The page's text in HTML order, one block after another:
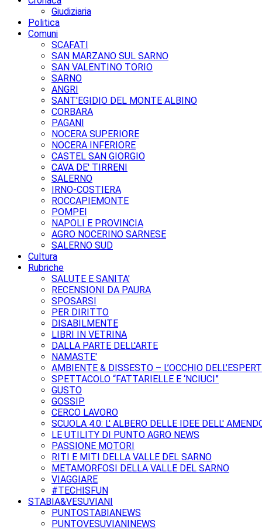
Giudiziaria
Politica
Comuni
SCAFATI
SAN MARZANO SUL SARNO
SAN VALENTINO TORIO
SARNO
ANGRI
SANT'EGIDIO DEL MONTE ALBINO
CORBARA
PAGANI
NOCERA SUPERIORE
NOCERA INFERIORE
CASTEL SAN GIORGIO
CAVA DE' TIRRENI
SALERNO
IRNO-COSTIERA
ROCCAPIEMONTE
POMPEI
NAPOLI E PROVINCIA
AGRO NOCERINO SARNESE
SALERNO SUD
Cultura
Rubriche
SALUTE E SANITA'
RECENSIONI DA PAURA
SPOSARSI
PER DIRITTO
DISABILMENTE
LIBRI IN VETRINA
DALLA PARTE DELL'ARTE
NAMASTE'
AMBIENTE & DISSESTO – L’OCCHIO
SPETTACOLO “FATTARIELLE E ‘NCIUCI”
GUSTO
GOSSIP
CERCO LAVORO
SCUOLA 4.0: L' ALBERO DELLE IDEE DELL'
LE UTILITY DI PUNTO AGRO NEWS
PASSIONE MOTORI
RITI E MITI DELLA VALLE DEL SARNO
METAMORFOSI DELLA VALLE DEL SARNO
VIAGGIARE
#TECHISFUN
STABIA&VESUVIANI
PUNTOSTABIANEWS
PUNTOVESUVIANINEWS